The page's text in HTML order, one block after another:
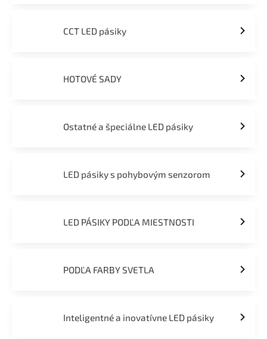
CCT LED pásiky
HOTOVÉ SADY
Ostatné a špeciálne LED pásiky
LED pásiky s pohybovým senzorom
LED PÁSIKY PODĽA MIESTNOSTI
PODĽA FARBY SVETLA
Inteligentné a inovatívne LED pásiky